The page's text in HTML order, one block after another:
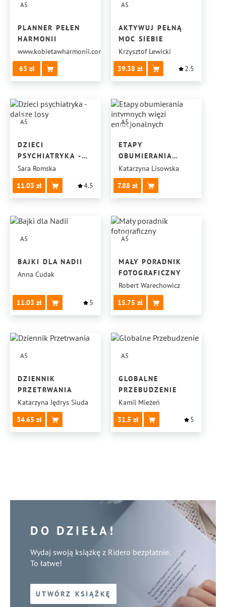
A5
PLANNER PEŁEN
HARMONII
www.kobietawharmonii.com
63
A5
AKTYWUJ PEŁNĄ
MOC SIEBIE
Krzysztof Lewicki
39.38
2.5
A5
DZIECI
PSYCHIATRYKA -
DALSZE LOSY
Sara Romska
11.03
4.5
A5
ETAPY
OBUMIERANIA
INTYMNYCH WIĘZI
EMOCJONALNYCH
Katarzyna Lisowska
7.88
A5
BAJKI DLA NADII
Anna Cudak
11.03 5
A5
MAŁY PORADNIK
FOTOGRAFICZNY
Robert Warechowicz
15.75
A5
DZIENNIK
PRZETRWANIA
Katarzyna Jędrys Siuda
34.65
A5
GLOBALNE
PRZEBUDZENIE
Kamil Mieżeń
31.5
5
DO DZIEŁA!
Wydaj swoją książkę z Ridero bezpłatnie.
To łatwe!
UTWÓRZ KSIĄŻKĘ